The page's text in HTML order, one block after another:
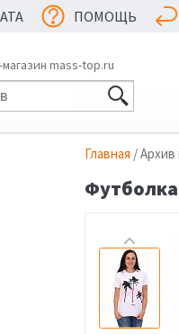
ПОМОЩЬ
mass-top.ru
Главная /